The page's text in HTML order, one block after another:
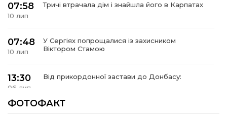
07:58
10 лип
Тричі втрачала дім і знайшла його в Карпатах
07:48
10 лип
У Сергіях попрощалися із захисником
Віктором Стамою
13:30
06 лип
Від прикордонної застави до Донбасу:
ФОТОФАКТ